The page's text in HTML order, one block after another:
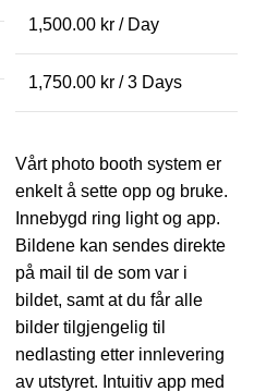
1,500.00 kr / Day
1,750.00 kr / 3 Days
Vårt photo booth system er
enkelt å sette opp og bruke.
Innebygd ring light og app.
Bildene kan sendes direkte
på mail til de som var i
bildet, samt at du får alle
bilder tilgjengelig til
nedlasting etter innlevering
av utstyret. Intuitiv app med